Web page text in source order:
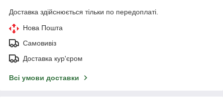
Доставка здійснюється тільки по передоплаті.
Нова Пошта
Самовивіз
Доставка кур'єром
Всі умови доставки